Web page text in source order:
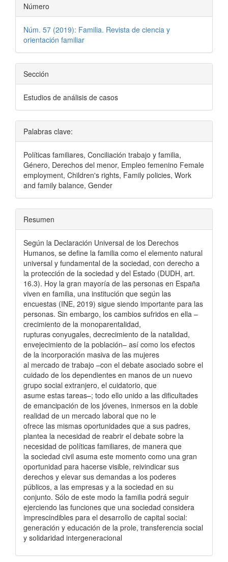
Número
Núm. 57 (2019): Familia. Revista de ciencia y
orientación familiar
Sección
Estudios de análisis de casos
Palabras clave:
Políticas familiares, Conciliación trabajo y familia,
Género, Derechos del menor, Empleo femenino Female
employment, Children's rights, Family policies, Work
and family balance, Gender
Resumen
Según la Declaración Universal de los Derechos
Humanos, se define la familia como el elemento natural
universal y fundamental de la sociedad, con derecho a
la protección de la sociedad y del Estado (DUDH, art.
16.3). Hoy la gran mayoría de las personas en España
viven en familia, una institución que según las
encuestas (INE, 2019) sigue siendo importante para las
personas. Sin embargo, los cambios sufridos en ella –
crecimiento de la monoparentalidad,
rupturas conyugales, decrecimiento de la natalidad,
envejecimiento de la población– así como los efectos
de la incorporación masiva de las mujeres
al mercado de trabajo –con el debate asociado sobre el
cuidado de los dependientes en manos de un nuevo
grupo social extranjero, el cuidatorio, que
asume estas tareas–; todo ello unido a las dificultades
de emancipación de los jóvenes, inmersos en la doble
realidad de un mercado laboral que no le
ofrece las mismas oportunidades que a sus padres,
plantea la necesidad de reabrir el debate sobre la
necesidad de políticas familiares, de manera que
la sociedad civil asuma este momento como una gran
oportunidad para hacerse visible, reivindicar sus
derechos y elevar sus demandas a los poderes
públicos, a las empresas y a la sociedad en su
conjunto. Sólo de este modo la familia podrá seguir
ejerciendo las funciones que una sociedad considera
imprescindibles para el desarrollo de capital social:
generación y educación de la prole, transferencia social
y solidaridad intergeneracional